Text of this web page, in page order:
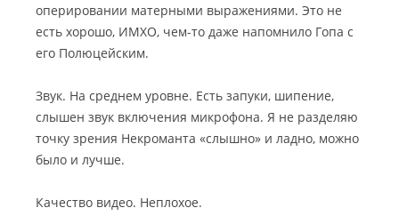
оперировании матерными выражениями. Это не
есть хорошо, ИМХО, чем-то даже напомнило Гопа с
его Полюцейским.
Звук. На среднем уровне. Есть запуки, шипение,
слышен звук включения микрофона. Я не разделяю
точку зрения Некроманта «слышно» и ладно, можно
было и лучше.
Качество видео. Неплохое.